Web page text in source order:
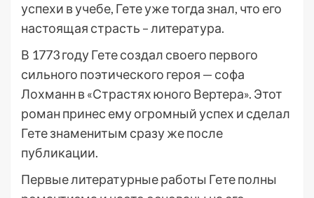
успехи в учебе, Гете уже тогда знал, что его
настоящая страсть – литература.
В 1773 году Гете создал своего первого
сильного поэтического героя — софа
Лохманн в «Страстях юного Вертера». Этот
роман принес ему огромный успех и сделал
Гете знаменитым сразу же после
публикации.
Первые литературные работы Гете полны